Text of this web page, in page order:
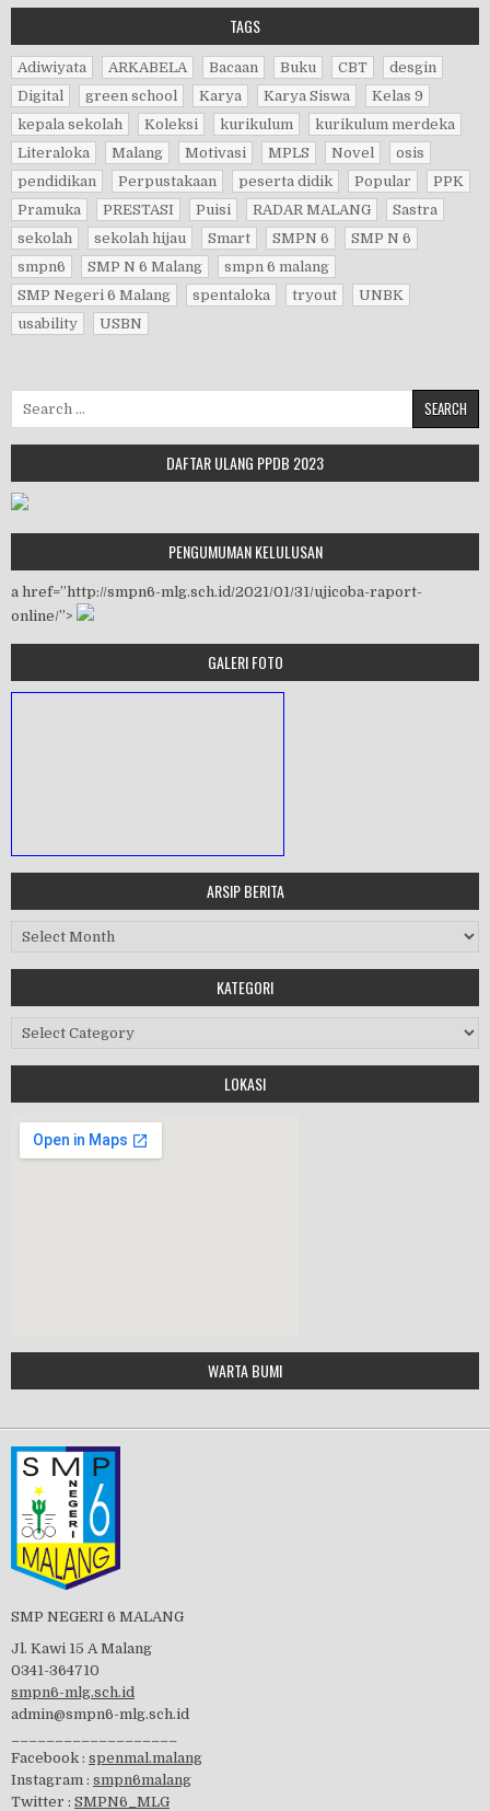
TAGS
Adiwiyata ARKABELA Bacaan Buku CBT
desgin
Digital
green school Karya Karya Siswa
Kelas 9
kepala sekolah
Koleksi kurikulum
kurikulum merdeka
Literaloka
Malang Motivasi MPLS Novel
osis
pendidikan
Perpustakaan peserta didik Popular
PPK
Pramuka
PRESTASI Puisi RADAR MALANG
Sastra
sekolah
sekolah hijau Smart SMPN 6
SMP N 6
smpn6
SMP N 6 Malang
smpn 6 malang
SMP Negeri 6 Malang
spentaloka tryout
UNBK
usability
USBN
DAFTAR ULANG PPDB 2023
PENGUMUMAN KELULUSAN
a href=”http://smpn6-mlg.sch.id/2021/01/31/ujicoba-raport-
online/”>
GALERI FOTO
Workshop Perangkat 2019
HALAL BIHALAL
Tes Matrikulasi 2019
visitasi PPK 2019
ARSIP BERITA
Arsip Berita
KATEGORI
Kategori
LOKASI
Google Maps Generator by
embedgooglemap.net
WARTA BUMI
SMP NEGERI 6 MALANG
Jl. Kawi 15 A Malang
0341-364710
smpn6-mlg.sch.id
admin@smpn6-mlg.sch.id
Facebook : spenmal.malang
Instagram : smpn6malang
Twitter : SMPN6_MLG